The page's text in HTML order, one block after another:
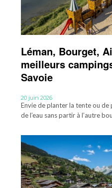
Léman, Bourget,
meilleurs
Savoie
20 juin 2026
Envie de planter la tente ou
de l’eau sans partir à l’autre